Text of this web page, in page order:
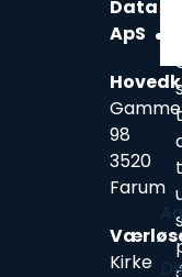
Data
ApS
98
3520
Farum
Kirke